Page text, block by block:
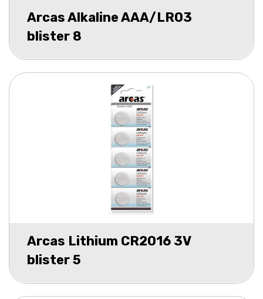
Arcas Alkaline AAA/LR03
blister 8
Arcas Lithium CR2016 3V
blister 5